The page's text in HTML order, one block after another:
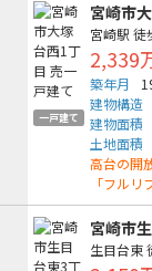
一戸建て
宮崎市
宮崎駅 徒
2,339
築年月
建物構造
建物面積
土地面積
高台の開
「フル
宮崎市
生目台東